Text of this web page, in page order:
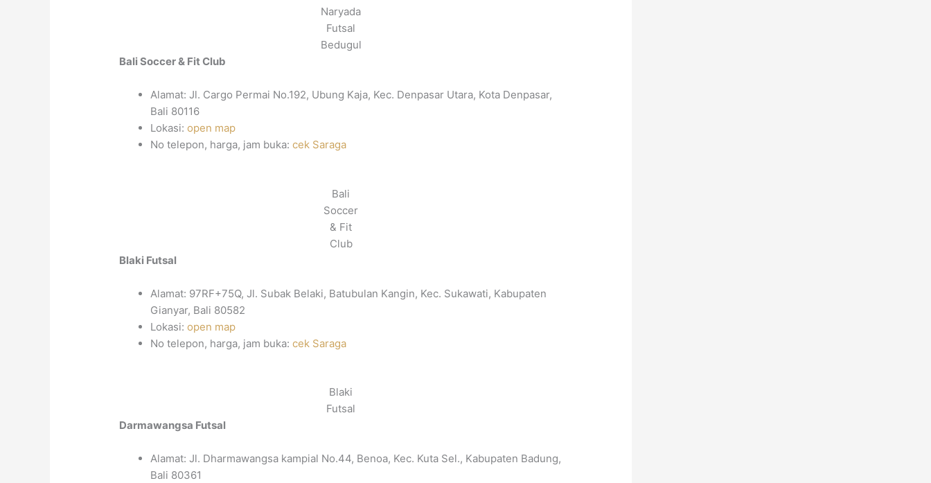
Naryada
Futsal
Bedugul
Bali Soccer & Fit Club
Alamat: Jl. Cargo Permai No.192, Ubung Kaja, Kec. Denpasar Utara, Kota Denpasar,
Bali 80116
Lokasi:open map
No telepon, harga, jam buka:cek Saraga
Bali
Soccer
& Fit
Club
Blaki Futsal
Alamat: 97RF+75Q, Jl. Subak Belaki, Batubulan Kangin, Kec. Sukawati, Kabupaten
Gianyar, Bali 80582
Lokasi:open map
No telepon, harga, jam buka:cek Saraga
Blaki
Futsal
Darmawangsa Futsal
Alamat: Jl. Dharmawangsa kampial No.44, Benoa, Kec. Kuta Sel., Kabupaten Badung,
Bali 80361